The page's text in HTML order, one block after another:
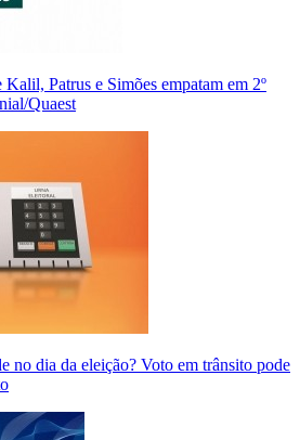
Patrus e Simões empatam em 2º
Quaest
no dia da eleição? Voto em trânsito pode